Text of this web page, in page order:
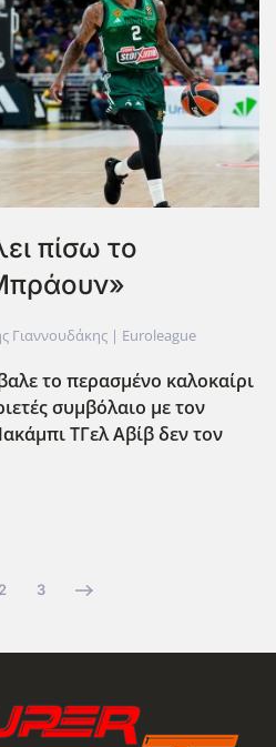
πίσω το
Γιαννουδάκης | Euroleague
το περασμένο καλοκαίρι
συμβόλαιο με τον
ΤΓελ Αβίβ δεν τον
2 3